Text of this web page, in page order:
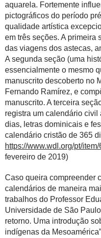
aquarela. Fortemente
pictográficos do período
qualidade artística
em três seções. A primeira
das viagens dos astecas,
A segunda seção (uma
essencialmente o mesmo
manuscrito descoberto no
Fernando Ramírez, e
manuscrito. A terceira
registra um calendário civil
dias, letras dominicais e
calendário cristão de 365
https://www.wdl.org/pt/
fevereiro de 2019)
Caso queira compreender
calendários de maneira
trabalhos do Professor
Universidade de São
retorno. Uma introdução
indígenas da